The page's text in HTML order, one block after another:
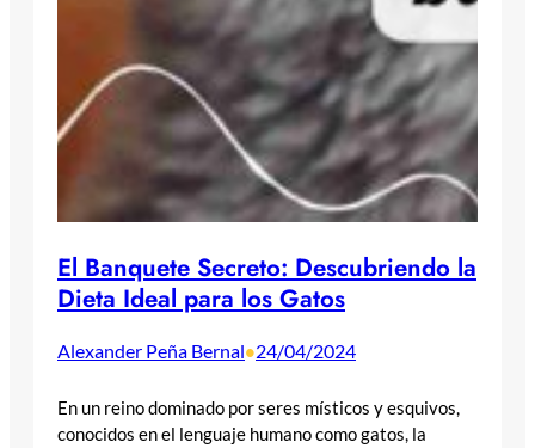
El Banquete Secreto: Descubriendo la
Dieta Ideal para los Gatos
Alexander Peña Bernal•24/04/2024
En un reino dominado por seres místicos y esquivos,
conocidos en el lenguaje humano como gatos, la